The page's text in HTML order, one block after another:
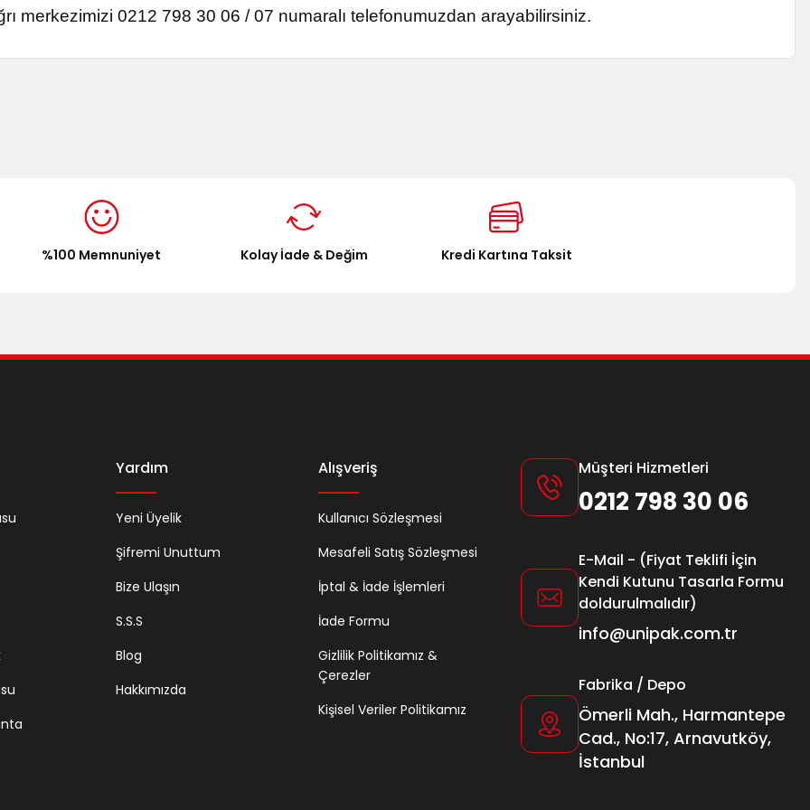
merkezimizi 0212 798 30 06 / 07 numaralı telefonumuzdan arayabilirsiniz.
%100 Memnuniyet Kolay İade & Değim Kredi Kartına Taksit
Yardım
Yeni Üyelik
Şifremi Unuttum
Bize Ulaşın
S.S.S
Blog
Hakkımızda
Alışveriş
Kullanıcı Sözleşmesi
Mesafeli Satış Sözleşmesi
İptal & İade İşlemleri
İade Formu
Gizlilik Politikamız &
Çerezler
Kişisel Veriler Politikamız
Müşteri Hizmetleri
0212 798 30 06
E-Mail - (Fiyat Teklifi İçin
Kendi Kutunu Tasarla Formu
doldurulmalıdır)
info@unipak.com.tr
Fabrika / Depo
Ömerli Mah., Harmantepe
Cad., No:17, Arnavutköy,
İstanbul